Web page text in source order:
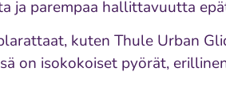
ja parempaa hallittavuutta
kuten Thule Urban
on isokokoiset pyörät,